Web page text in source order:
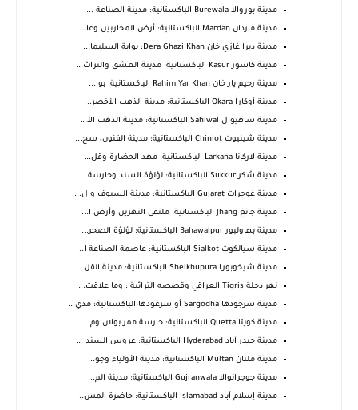
مدينة بوروالا Burewala الباكستانية: مدينة الصناعة ...
مدينة ماردان Mardan الباكستانية: أرض المحاربين وعا...
مدينة ديرا غازي خان Dera Ghazi Khan: بوابة السليما...
مدينة كاسور Kasur الباكستانية: مدينة العشق والتراث...
مدينة رحيم يار خان Rahim Yar Khan الباكستانية: بوا...
مدينة أوكارا Okara الباكستانية: مدينة الذهب الأخضر...
مدينة ساهيوال Sahiwal الباكستانية: مدينة الذهب الأ...
مدينة شينيوت Chiniot الباكستانية: مدينة الفنون، سح...
مدينة لاركانا Larkana الباكستانية: مهد الحضارة وقل...
مدينة سُكر Sukkur الباكستانية: لؤلؤة السند وحارسة ...
مدينة غوجرات Gujarat الباكستانية: مدينة السيوف وال...
مدينة جانغ Jhang الباكستانية: ملتقى النهرين وأرض ا...
مدينة بهاولبور Bahawalpur الباكستانية: لؤلؤة الصحر...
مدينة سيالكوت Sialkot الباكستانية: عاصمة الصناعة ا...
مدينة شيخوبورا Sheikhupura الباكستانية: مدينة القل...
نهر دجلة Tigris العراقي وقصصه التراثية : وما علاقت...
مدينة سرجودها Sargodha أو سرغودها الباكستانية: مدي...
مدينة كويتا Quetta الباكستانية: حارسة ممر بولان وم...
مدينة حيدر آباد Hyderabad الباكستانية: عروس السند ...
مدينة ملتان Multan الباكستانية: مدينة الأولياء وجو...
مدينة جوجرانوالا Gujranwala الباكستانية: مدينة الم...
مدينة إسلام آباد Islamabad الباكستانية: حاضرة المس...